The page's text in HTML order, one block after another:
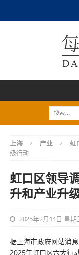
上海 产业
虹
级行动
虹口区领导
升和产业升
2025年2月14日 星期
据上海市政府网站消
2025年虹口区六大行